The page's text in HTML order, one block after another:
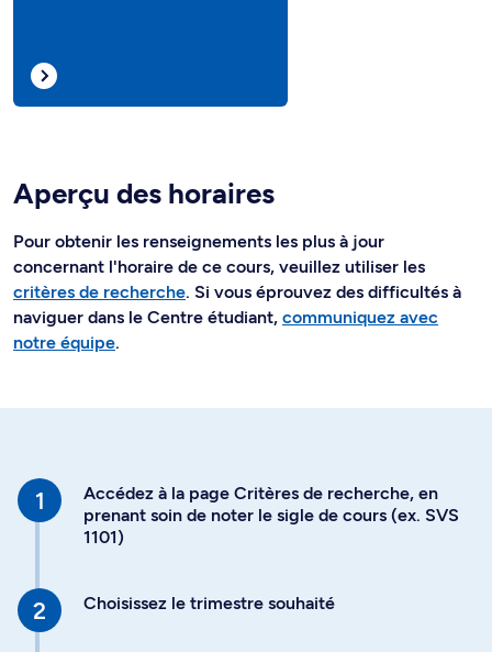
Aperçu des horaires
Pour obtenir les renseignements les plus à jour
concernant l'horaire de ce cours, veuillez utiliser les
critères de recherche. Si vous éprouvez des difficultés à
naviguer dans le Centre étudiant, communiquez avec
notre équipe.
Accédez à la page Critères de recherche, en
prenant soin de noter le sigle de cours (ex. SVS
1101)
Choisissez le trimestre souhaité